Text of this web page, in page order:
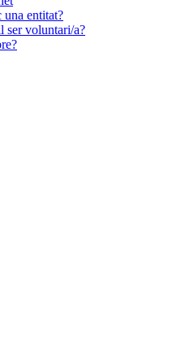
una entitat?
ser voluntari/a?